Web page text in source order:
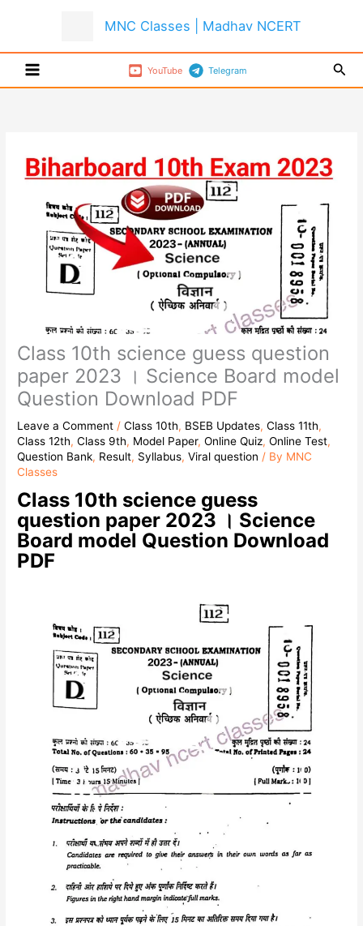
MNC Classes | Madhav NCERT
YouTube Telegram
Class 10th science guess question
paper 2023 । Science Board model
Question Download PDF
Leave a Comment /Class 10th, BSEB Updates,Class 11th,
Class 12th,Class 9th, Model Paper,Online Quiz,Online Test,
Question Bank, Result, Syllabus,Viral question / By MNC
Classes
Class 10th science guess
question paper 2023 । Science
Board model Question Download
PDF